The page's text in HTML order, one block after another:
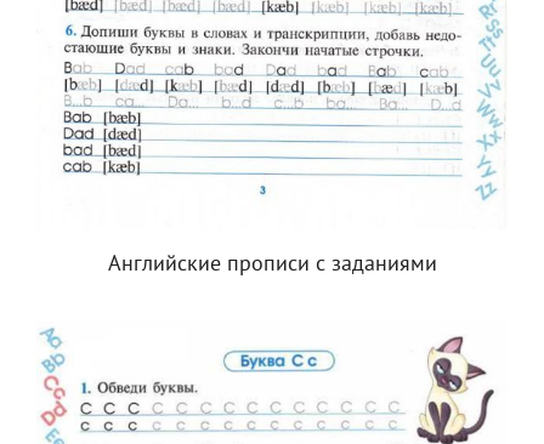
Английские прописи с заданиями